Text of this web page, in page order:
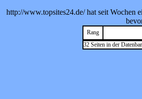
http://www.topsites24.de/ hat seit Wochen
Rang
32 Seiten in der